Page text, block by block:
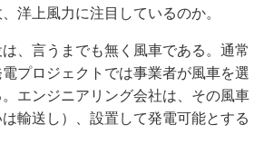
洋上風力に注目しているのか。
、言うまでも無く風車である。通常
プロジェクトでは事業者が風車を選
エンジニアリング会社は、その風車
輸送し）、設置して発電可能とする